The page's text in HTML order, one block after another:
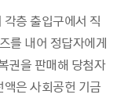
층 출입구에서 직
를 내어 정답자에게
권을 판매해 당첨자
은 사회공헌 기금